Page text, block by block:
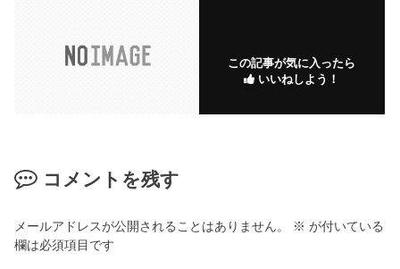
この記事が気に入ったら
いいねしよう！
コメントを残す
メールアドレスが公開されることはありません。 ※ が付いている
欄は必須項目です